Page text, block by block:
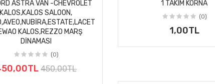
ASTRA VAN -CHEVROLET
KALOS,KALOS SALOON,
KALOS,REZZO MARŞ
DINAMASI
(0)
450,00TL
1 TAKIM KORNA
(0)
1,00TL